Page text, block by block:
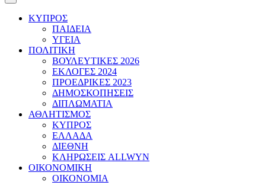
ΚΥΠΡΟΣ
ΠΑΙΔΕΙΑ
ΥΓΕΙΑ
ΠΟΛΙΤΙΚΗ
ΒΟΥΛΕΥΤΙΚΕΣ 2026
ΕΚΛΟΓΕΣ 2024
ΠΡΟΕΔΡΙΚΕΣ 2023
ΔΗΜΟΣΚΟΠΗΣΕΙΣ
ΔΙΠΛΩΜΑΤΙΑ
ΑΘΛΗΤΙΣΜΟΣ
ΚΥΠΡΟΣ
ΕΛΛΑΔΑ
ΔΙΕΘΝΗ
ΚΛΗΡΩΣΕΙΣ ALLWYN
ΟΙΚΟΝΟΜΙΚΗ
ΟΙΚΟΝΟΜΙΑ